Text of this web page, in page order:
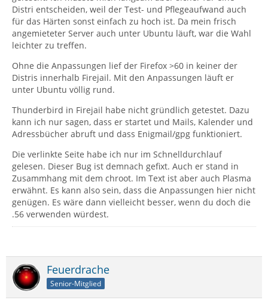
Distri entscheiden, weil der Test- und Pflegeaufwand auch
für das Härten sonst einfach zu hoch ist. Da mein frisch
angemieteter Server auch unter Ubuntu läuft, war die Wahl
leichter zu treffen.
Ohne die Anpassungen lief der Firefox >60 in keiner der
Distris innerhalb Firejail. Mit den Anpassungen läuft er
unter Ubuntu völlig rund.
Thunderbird in Firejail habe nicht gründlich getestet. Dazu
kann ich nur sagen, dass er startet und Mails, Kalender und
Adressbücher abruft und dass Enigmail/gpg funktioniert.
Die verlinkte Seite habe ich nur im Schnelldurchlauf
gelesen. Dieser Bug ist demnach gefixt. Auch er stand in
Zusammhang mit dem chroot. Im Text ist aber auch Plasma
erwähnt. Es kann also sein, dass die Anpassungen hier nicht
genügen. Es wäre dann vielleicht besser, wenn du doch die
.56 verwenden würdest.
Feuerdrache
Senior-Mitglied